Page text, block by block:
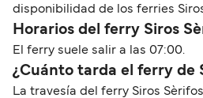
disponibilidad de los ferries
Horarios del ferry Siros
El ferry suele salir a las 07:00.
¿Cuánto tarda el ferry de
La travesía del ferry Siros